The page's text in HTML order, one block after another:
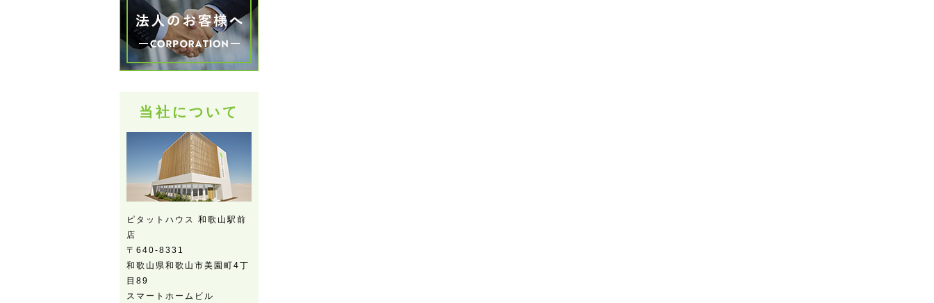
当社について
ピタットハウス 和歌山駅前
店
〒640-8331
和歌山県和歌山市美園町4丁
目89
スマートホームビル